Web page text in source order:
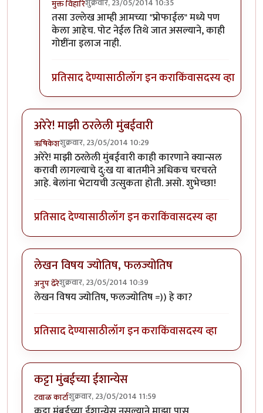
मुक्त विहारिशुक्रवार, 23/05/2014 10:35
In reply toवी मिस यु अ लोट मूवीbyआत्मशून्य
तसा उल्लेख आम्ही आमच्या "प्रोफाईल" मध्ये पण
केला आहेच. पोट नेईल तिथे जात असल्याने, काही
गोष्टींना इलाज नाही.
प्रतिसाद देण्यासाठीलॉग इन कराकिंवासदस्य व्हा
अरेरे! माझी ठरलेली मुंबईवारी
ऋषिकेशशुक्रवार, 23/05/2014 10:29
अरेरे! माझी ठरलेली मुंबईवारी काही कारणाने क्यान्सल
करावी लागल्याचे दु:ख या बातमीने अधिकच चरचरते
आहे. बेलांना भेटायची उत्सुकता होती. असो. शुभेच्छा!
प्रतिसाद देण्यासाठीलॉग इन कराकिंवासदस्य व्हा
लेखन विषय ज्योतिष, फलज्योतिष
अनुप ढेरेशुक्रवार, 23/05/2014 10:39
लेखन विषय ज्योतिष, फलज्योतिष =)) हे का?
प्रतिसाद देण्यासाठीलॉग इन कराकिंवासदस्य व्हा
कट्टा मुंबईच्या ईशान्येस
टवाळ कार्टाशुक्रवार, 23/05/2014 11:59